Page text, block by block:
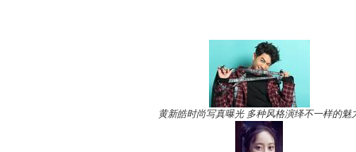
黄新皓时尚写真曝光 多种风格演绎不一样的魅